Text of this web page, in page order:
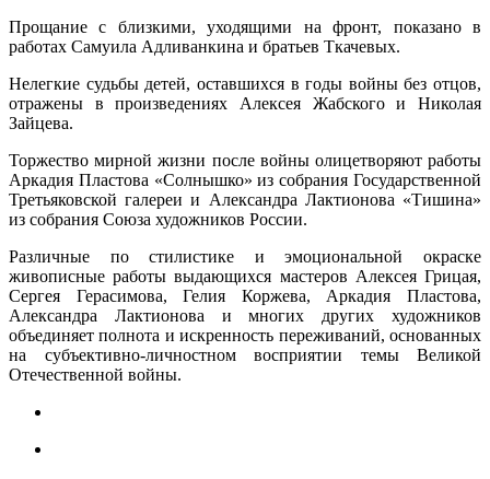
Прощание с близкими, уходящими на фронт, показано в
работах Самуила Адливанкина и братьев Ткачевых.
Нелегкие судьбы детей, оставшихся в годы войны без отцов,
отражены в произведениях Алексея Жабского и Николая
Зайцева.
Торжество мирной жизни после войны олицетворяют работы
Аркадия Пластова «Солнышко» из собрания Государственной
Третьяковской галереи и Александра Лактионова «Тишина»
из собрания Союза художников России.
Различные по стилистике и эмоциональной окраске
живописные работы выдающихся мастеров Алексея Грицая,
Сергея Герасимова, Гелия Коржева, Аркадия Пластова,
Александра Лактионова и многих других художников
объединяет полнота и искренность переживаний, основанных
на субъективно-личностном восприятии темы Великой
Отечественной войны.